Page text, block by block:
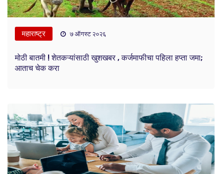
महाराष्ट्र ७ ऑगस्ट २०२६
मोठी बातमी ! शेतकऱ्यांसाठी खुशखबर , कर्जमाफीचा पहिला हप्ता जमा;
आताच चेक करा